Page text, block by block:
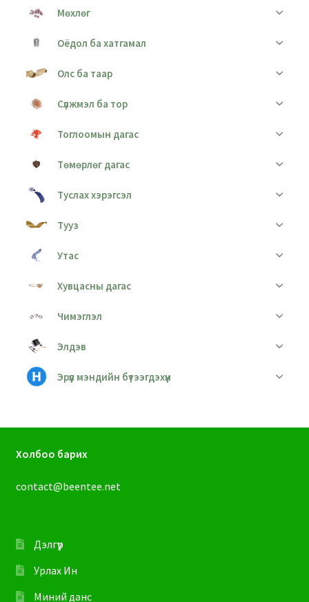
Мөхлөг
Оёдол ба хатгамал
Олс ба таар
Сүлжмэл ба тор
Тоглоомын дагас
Төмөрлөг дагас
Туслах хэрэгсэл
Тууз
Утас
Хувцасны дагас
Чимэглэл
Элдэв
Эрүүл мэндийн бүтээгдэхүүн
Холбоо барих
contact@beentee.net
Дэлгүүр
Урлах Ин
Миний данс